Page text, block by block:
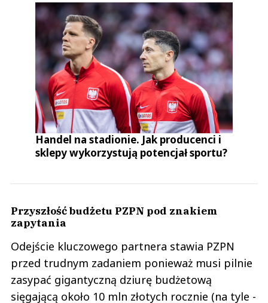
Handel na stadionie. Jak producenci i
sklepy wykorzystują potencjał sportu?
Przyszłość budżetu PZPN pod znakiem
zapytania
Odejście kluczowego partnera stawia PZPN
przed trudnym zadaniem ponieważ musi pilnie
zasypać gigantyczną dziurę budżetową
sięgającą około 10 mln złotych rocznie (na tyle -